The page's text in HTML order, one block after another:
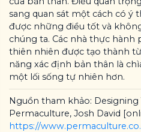
sang quan sát một cách có ý
được những điều tốt và
chúng ta. Các nhà thực
thiên nhiên được tạo thành
năng xác định bản thân là
một lối sống tự nhiên hơn.
Nguồn tham khảo: Designing
Permaculture, Josh David
https://